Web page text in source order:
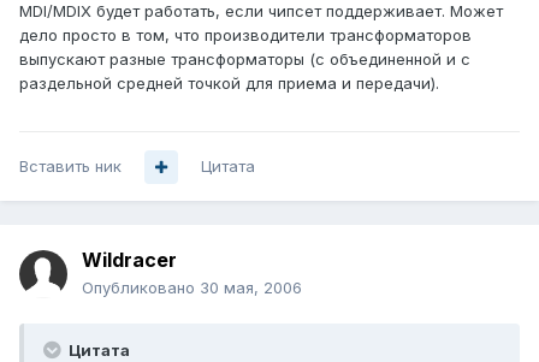
MDI/MDIX будет работать, если чипсет поддерживает. Может
дело просто в том, что производители трансформаторов
выпускают разные трансформаторы (с объединенной и с
раздельной средней точкой для приема и передачи).
Вставить ник Цитата
Wildracer
Опубликовано 30 мая, 2006
Цитата